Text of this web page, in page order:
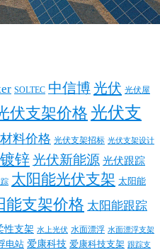
SOLTEC 中信博光伏 光伏屋
伏支架价格 光伏支
料价格 光伏支架招标 光伏支架设计
锌光伏新能源 光伏跟踪
太阳能光伏支架 太阳能
能支架价格 太阳能跟踪
性支架 水上光伏 水面漂浮 水面漂浮支架
电站 爱康科技 爱康科技支架 跟踪支